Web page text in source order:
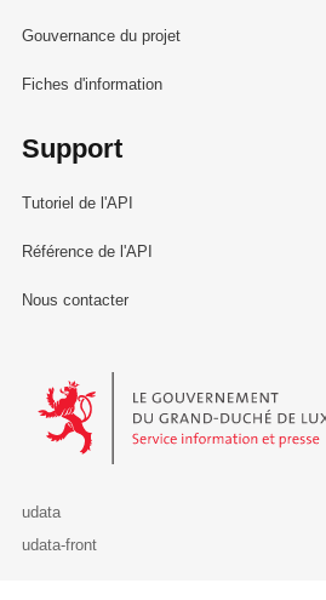
Gouvernance du projet
Fiches d'information
Support
Tutoriel de l'API
Référence de l'API
Nous contacter
Le Gouvernement du Grand-Duché
udata
udata-front